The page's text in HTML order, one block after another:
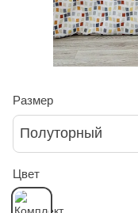
Размер
Полуторный
Цвет